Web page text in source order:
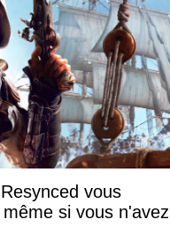
vous
si vous n'avez